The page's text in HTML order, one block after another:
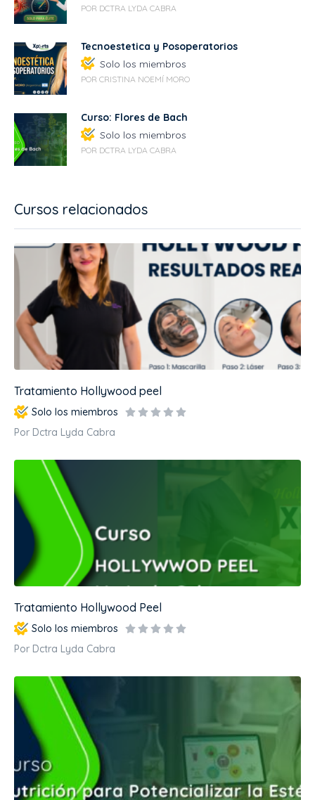
Cursos relacionados
Tratamiento Hollywood peel
Solo los miembros
Por Dctra Lyda Cabra
Tratamiento Hollywood Peel
Solo los miembros
Por Dctra Lyda Cabra
POR DCTRA LYDA CABRA
Tecnoestetica y Posoperatorios
Solo los miembros
POR CRISTINA NOEMÍ MORO
Curso: Flores de Bach
Solo los miembros
POR DCTRA LYDA CABRA